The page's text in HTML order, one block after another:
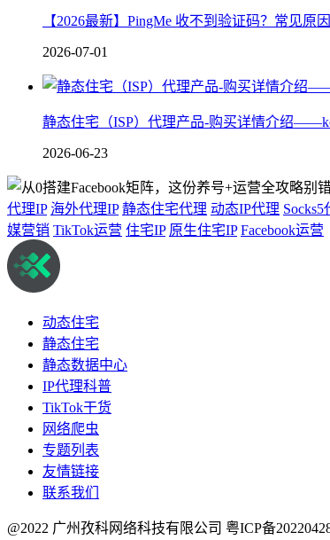
【2026最新】PingMe 收不到验证码？常见原
2026-07-01
静态住宅（ISP）代理产品-购买详情介绍
2026-06-23
代理IP 海外代理IP 静态住宅代理 动态IP代理 Socks5
媒营销 TikTok运营 住宅IP 原生住宅IP Facebook运营
动态住宅
静态住宅
静态数据中心
IP代理科普
TikTok干货
网络爬虫
专题列表
友情链接
联系我们
@2022 广州孜科网络科技有限公司 粤ICP备